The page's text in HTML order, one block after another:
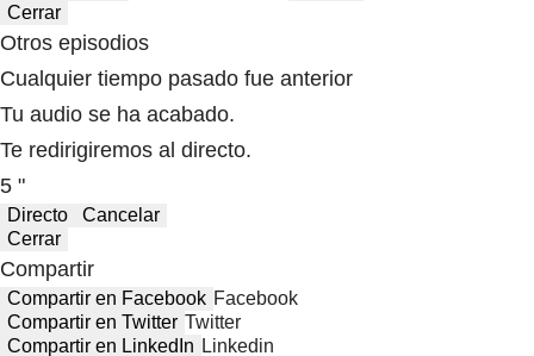
Cerrar
Otros episodios
Cualquier tiempo pasado fue anterior
Tu audio se ha acabado.
Te redirigiremos al directo.
5 "
Directo
Cancelar
Cerrar
Compartir
Compartir en Facebook Facebook
Compartir en Twitter Twitter
Compartir en LinkedIn Linkedin